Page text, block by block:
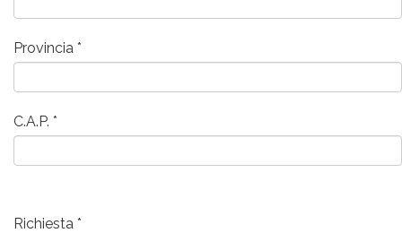
Provincia
C.A.P.
Richiesta